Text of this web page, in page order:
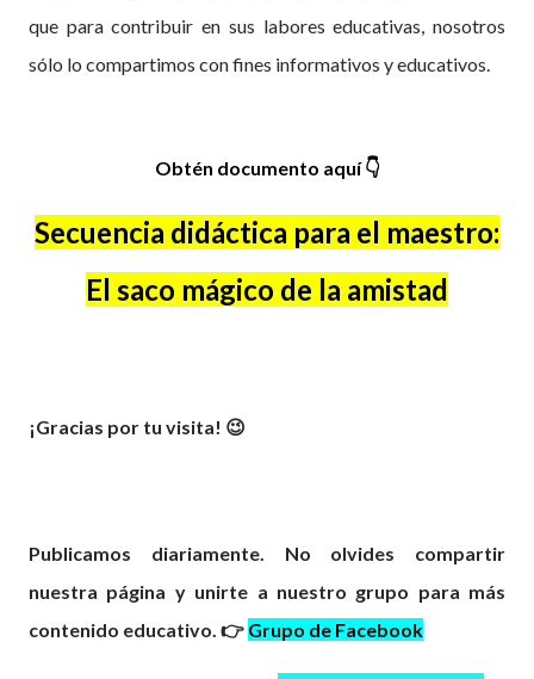
que para contribuir en sus labores educativas, nosotros
sólo lo compartimos con fines informativos y educativos.
Obtén documento aquí👇
Secuencia didáctica para el maestro:
El saco mágico de la amistad
¡Gracias por tu visita! 😉
Publicamos diariamente. No olvides compartir
nuestra página y unirte a nuestro grupo para más
contenido educativo. 👉 Grupo de Facebook